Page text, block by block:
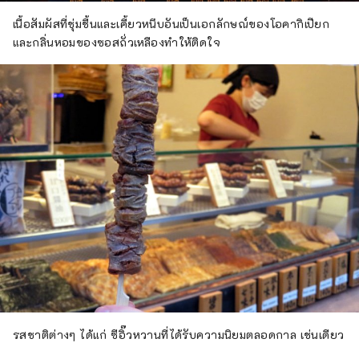
เนื้อสัมผัสที่ชุ่มชื้นและเคี้ยวหนึบอันเป็นเอกลักษณ์ของโอคากิเปียก
และกลิ่นหอมของซอสถั่วเหลืองทำให้ติดใจ
รสชาติต่างๆ ได้แก่ ซีอิ๊วหวานที่ได้รับความนิยมตลอดกาล เช่นเดียว